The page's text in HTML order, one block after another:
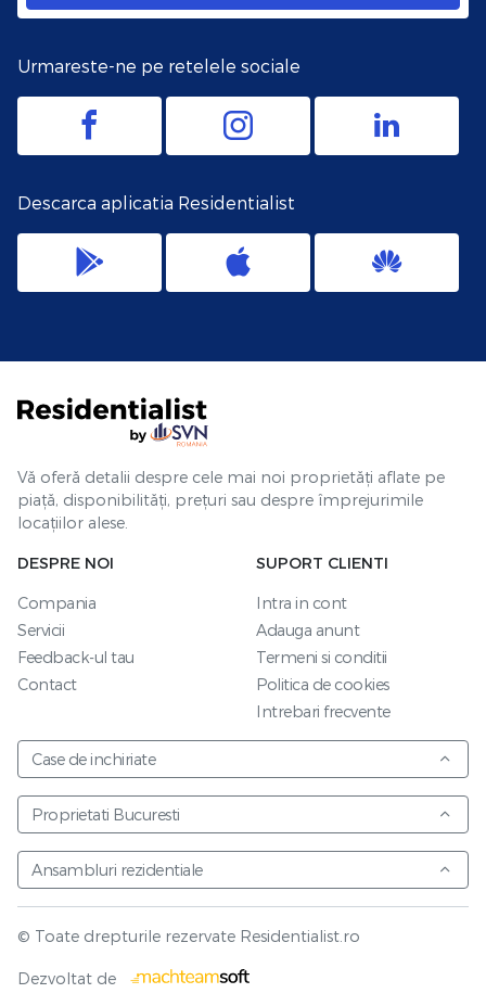
Vezi harta
Urmareste-ne pe retelele sociale
Descarca aplicatia Residentialist
Vă oferă detalii despre cele mai noi proprietăți aflate pe
piață, disponibilități, prețuri sau despre împrejurimile
locațiilor alese.
DESPRE NOI
Compania
Servicii
Feedback-ul tau
Contact
SUPORT CLIENTI
Intra in cont
Adauga anunt
Termeni si conditii
Politica de cookies
Intrebari frecvente
Case de inchiriate
Proprietati Bucuresti
Ansambluri rezidentiale
© Toate drepturile rezervate Residentialist.ro
Dezvoltat de